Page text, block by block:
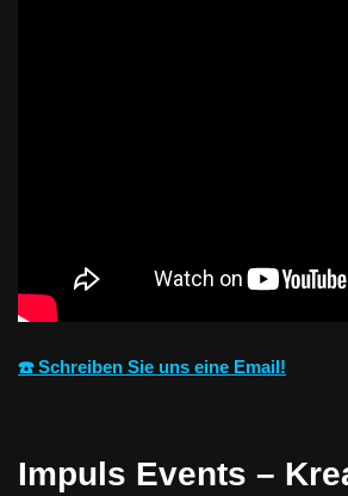
☎️ Schreiben Sie uns eine Email!
Impuls Events –